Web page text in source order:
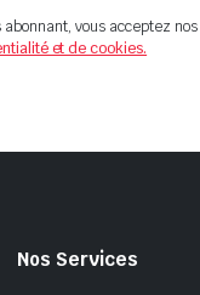
abonnant, vous acceptez nos
et de cookies.
Nos Services